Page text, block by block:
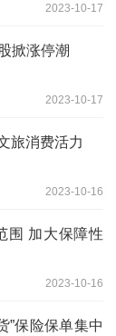
2023-10-17
掀涨停潮
2023-10-17
旅消费活力
2023-10-16
围 加大保障性
2023-10-16
”保险保单集中